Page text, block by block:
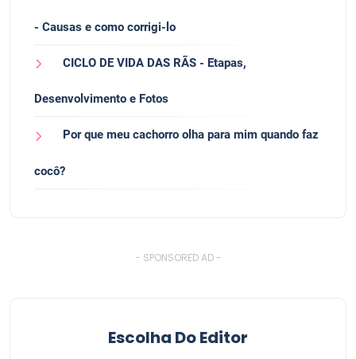
- Causas e como corrigi-lo
CICLO DE VIDA DAS RÃS - Etapas,
Desenvolvimento e Fotos
Por que meu cachorro olha para mim quando faz
cocô?
- SPONSORED AD -
Escolha Do Editor